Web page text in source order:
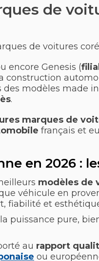
de
de voitures
encore Genesis (
construction
modèles made in
.
marques de
français et
en 2026 :
modèles de
véhicule en
fiabilité et
puissance pure,
au rapport
ou